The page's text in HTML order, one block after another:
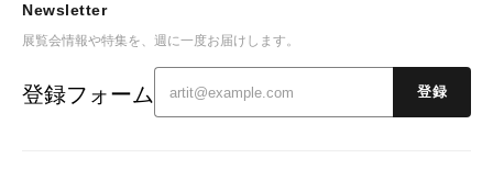
Newsletter
展覧会情報や特集を、週に一度お届けします。
登録フォーム 登録